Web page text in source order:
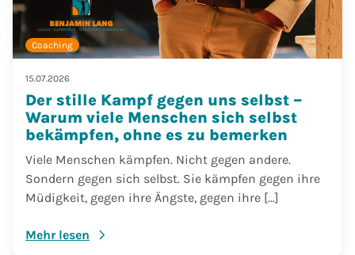
Coaching
15.07.2026
Der stille Kampf gegen uns selbst –
Warum viele Menschen sich selbst
bekämpfen, ohne es zu bemerken
Viele Menschen kämpfen. Nicht gegen andere.
Sondern gegen sich selbst. Sie kämpfen gegen ihre
Müdigkeit, gegen ihre Ängste, gegen ihre […]
Mehr lesen